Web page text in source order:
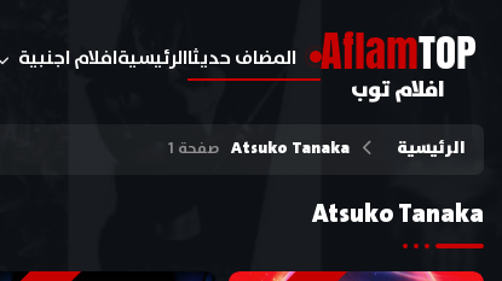
AflamTOP
افلام توب
المضاف حديثاالرئيسيةافلام اجنبية
الرئيسية Atsuko Tanaka صفحة 1
Atsuko Tanaka